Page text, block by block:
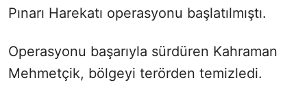
Pınarı Harekatı operasyonu başlatılmıştı.
Operasyonu başarıyla sürdüren Kahraman
Mehmetçik, bölgeyi terörden temizledi.